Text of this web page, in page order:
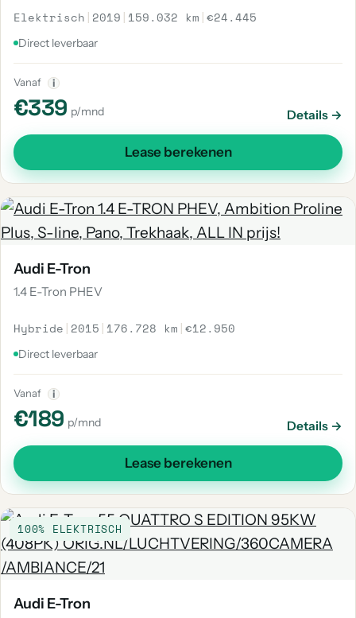
Elektrisch | 2019 | 159.032 km |€24.445
Direct leverbaar
Vanaf i
€339 p/mnd Details →
Lease berekenen
Audi E-Tron
1.4 E-Tron PHEV
Hybride | 2015 | 176.728 km |€12.950
Direct leverbaar
Vanaf i
€189 p/mnd Details →
Lease berekenen
100% ELEKTRISCH
Audi E-Tron